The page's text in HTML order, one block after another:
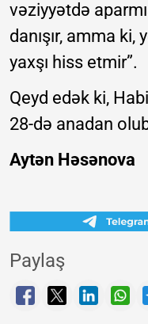
vəziyyətdə
danışır, amma
yaxşı hiss etmir”.
Qeyd edək ki,
28-də anadan
Aytən Həsənova
Paylaş